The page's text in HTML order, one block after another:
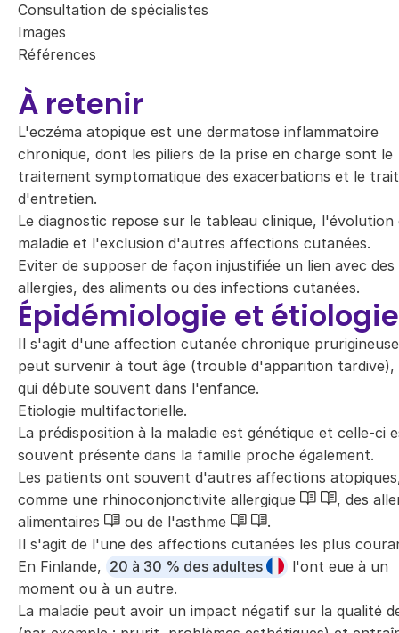
Consultation de spécialistes
Images
Références
À retenir
L'eczéma atopique est une dermatose inflammatoire
chronique, dont les piliers de la prise en charge sont le
traitement symptomatique des exacerbations et le
d'entretien.
Le diagnostic repose sur le tableau clinique, l'évolution
maladie et l'exclusion d'autres affections cutanées.
Eviter de supposer de façon injustifiée un lien avec des
allergies, des aliments ou des infections cutanées.
Épidémiologie et étiologie
Il s'agit d'une affection cutanée chronique
peut survenir à tout âge (trouble d'apparition tardive),
qui débute souvent dans l'enfance.
Etiologie multifactorielle.
La prédisposition à la maladie est génétique et celle-ci
souvent présente dans la famille proche également.
Les patients ont souvent d'autres affections
comme une rhinoconjonctivite allergique
, des
alimentaires
ou de l'asthme
.
Il s'agit de l'une des affections cutanées les plus
En Finlande, 20 à 30 % des adultes
l'ont eue à un
moment ou à un autre.
La maladie peut avoir un impact négatif sur la qualité